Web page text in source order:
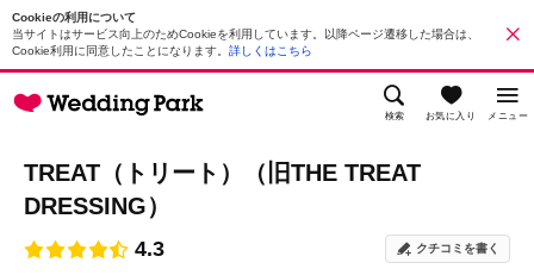
Cookieの利用について
当サイトはサービス向上のためCookieを利用しています。以降ページ遷移した場合は、
Cookie利用に同意したことになります。 詳しくはこちら
検索 お気に入り メニュー
TREAT（トリート）（旧THE TREAT
DRESSING）
4.3 クチコミを書く